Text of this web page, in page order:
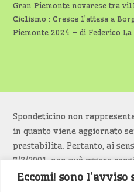
Eccomi! sono l'avviso
Gran Piemonte novarese tra
Ciclismo : Cresce l’attesa a
Piemonte 2024 – di Federico La
Spondeticino non
in quanto viene aggiornato
prestabilita. Pertanto, ai
7/3/2001, non può essere
editoriale.